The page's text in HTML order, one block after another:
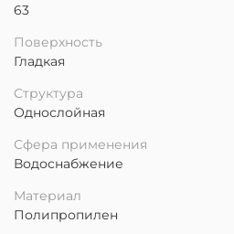
63
Поверхность
Гладкая
Структура
Однослойная
Сфера применения
Водоснабжение
Материал
Полипропилен